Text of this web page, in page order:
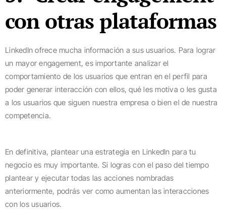
con otras plataformas
LinkedIn ofrece mucha información a sus usuarios. Para lograr
un mayor engagement, es importante analizar el
comportamiento de los usuarios que entran en el perfil para
poder generar interacción con ellos, qué les motiva o les gusta
a los usuarios que siguen nuestra empresa o bien el de nuestra
competencia.
En definitiva, plantear una estrategia en LinkedIn para tu
negocio es muy importante. Si logras con el paso del tiempo
plantear y ejecutar todas las acciones nombradas
anteriormente, podrás ver como aumentan las interacciones
con los usuarios.